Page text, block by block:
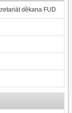
děkana FUD